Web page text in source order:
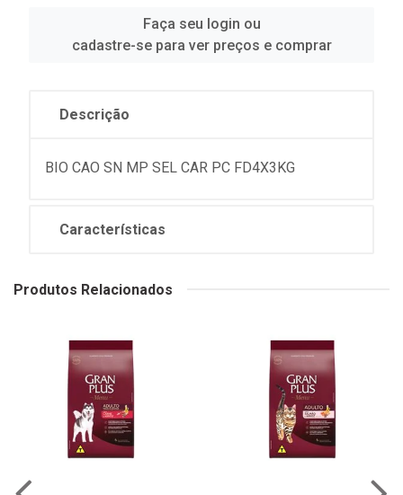
Faça seu login ou
cadastre-se para ver preços e comprar
Descrição
BIO CAO SN MP SEL CAR PC FD4X3KG
Características
Produtos Relacionados